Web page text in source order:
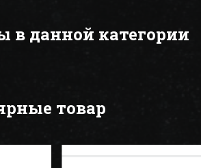
в данной категории
товар